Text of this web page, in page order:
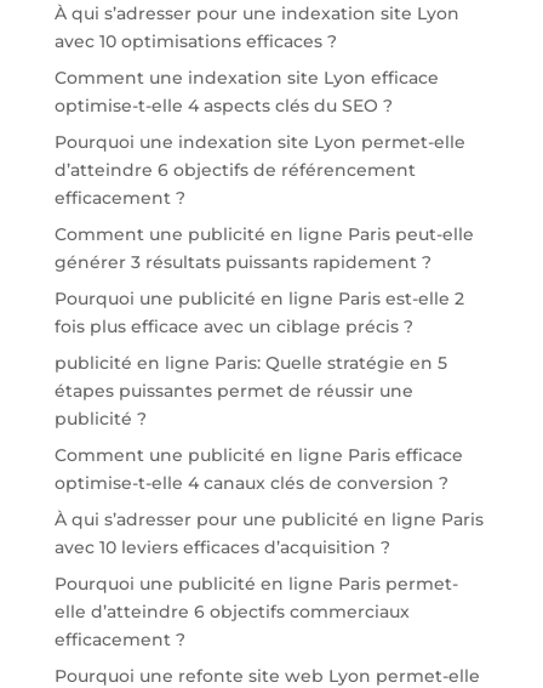
À qui s’adresser pour une indexation site Lyon
avec 10 optimisations efficaces ?
Comment une indexation site Lyon efficace
optimise-t-elle 4 aspects clés du SEO ?
Pourquoi une indexation site Lyon permet-elle
d’atteindre 6 objectifs de référencement
efficacement ?
Comment une publicité en ligne Paris peut-elle
générer 3 résultats puissants rapidement ?
Pourquoi une publicité en ligne Paris est-elle 2
fois plus efficace avec un ciblage précis ?
publicité en ligne Paris: Quelle stratégie en 5
étapes puissantes permet de réussir une
publicité ?
Comment une publicité en ligne Paris efficace
optimise-t-elle 4 canaux clés de conversion ?
À qui s’adresser pour une publicité en ligne Paris
avec 10 leviers efficaces d’acquisition ?
Pourquoi une publicité en ligne Paris permet-
elle d’atteindre 6 objectifs commerciaux
efficacement ?
Pourquoi une refonte site web Lyon permet-elle